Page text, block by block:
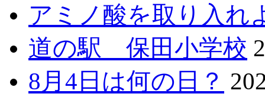
アミノ酸を取り入れ
道の駅 保田小学校
8月4日は何の日？